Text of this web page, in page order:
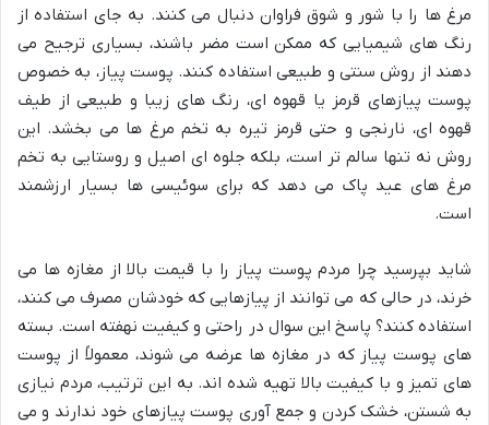
مرغ ها را با شور و شوق فراوان دنبال می کنند. به جای استفاده از
رنگ های شیمیایی که ممکن است مضر باشند، بسیاری ترجیح می
دهند از روش سنتی و طبیعی استفاده کنند. پوست پیاز، به خصوص
پوست پیازهای قرمز یا قهوه ای، رنگ های زیبا و طبیعی از طیف
قهوه ای، نارنجی و حتی قرمز تیره به تخم مرغ ها می بخشد. این
روش نه تنها سالم تر است، بلکه جلوه ای اصیل و روستایی به تخم
مرغ های عید پاک می دهد که برای سوئیسی ها بسیار ارزشمند
است.
شاید بپرسید چرا مردم پوست پیاز را با قیمت بالا از مغازه ها می
خرند، در حالی که می توانند از پیازهایی که خودشان مصرف می کنند،
استفاده کنند؟ پاسخ این سوال در راحتی و کیفیت نهفته است. بسته
های پوست پیاز که در مغازه ها عرضه می شوند، معمولاً از پوست
های تمیز و با کیفیت بالا تهیه شده اند. به این ترتیب، مردم نیازی
به شستن، خشک کردن و جمع آوری پوست پیازهای خود ندارند و می